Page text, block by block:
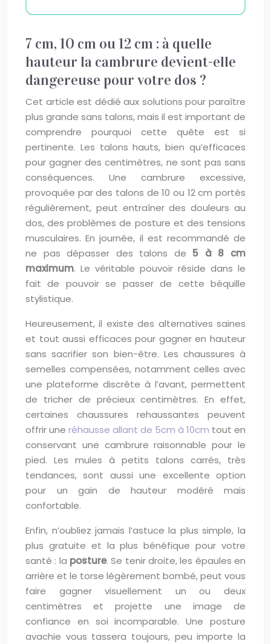
7 cm, 10 cm ou 12 cm : à quelle
hauteur la cambrure devient-elle
dangereuse pour votre dos ?
Cet article est dédié aux solutions pour paraître
plus grande sans talons, mais il est important de
comprendre pourquoi cette quête est si
pertinente. Les talons hauts, bien qu’efficaces
pour gagner des centimètres, ne sont pas sans
conséquences. Une cambrure excessive,
provoquée par des talons de 10 ou 12 cm portés
régulièrement, peut entraîner des douleurs au
dos, des problèmes de posture et des tensions
musculaires. En journée, il est recommandé de
ne pas dépasser des talons de 5 à 8 cm
maximum. Le véritable pouvoir réside dans le
fait de pouvoir se passer de cette béquille
stylistique.
Heureusement, il existe des alternatives saines
et tout aussi efficaces pour gagner en hauteur
sans sacrifier son bien-être. Les chaussures à
semelles compensées, notamment celles avec
une plateforme discrète à l’avant, permettent
de tricher de précieux centimètres. En effet,
certaines chaussures rehaussantes peuvent
offrir une réhausse allant de 5cm à 10cm tout en
conservant une cambrure raisonnable pour le
pied. Les mules à petits talons carrés, très
tendances, sont aussi une excellente option
pour un gain de hauteur modéré mais
confortable.
Enfin, n’oubliez jamais l’astuce la plus simple, la
plus gratuite et la plus bénéfique pour votre
santé : la posture. Se tenir droite, les épaules en
arrière et le torse légèrement bombé, peut vous
faire gagner visuellement un ou deux
centimètres et projette une image de
confiance en soi incomparable. Une posture
avachie vous tassera toujours, peu importe la